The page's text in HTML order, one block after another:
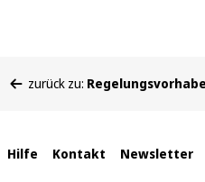
befinden
zurück zu:
Interne
Hilfe Kontakt Newsletter